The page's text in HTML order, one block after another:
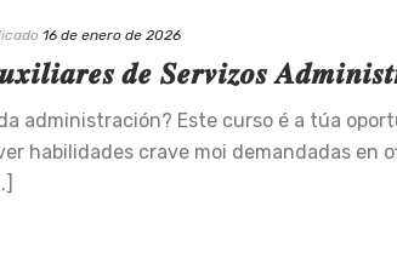
16 de enero de 2026
𝒅𝒆 𝑺𝒆𝒓𝒗𝒊𝒛𝒐𝒔
administración? Este curso é a túa
habilidades crave moi demandadas en